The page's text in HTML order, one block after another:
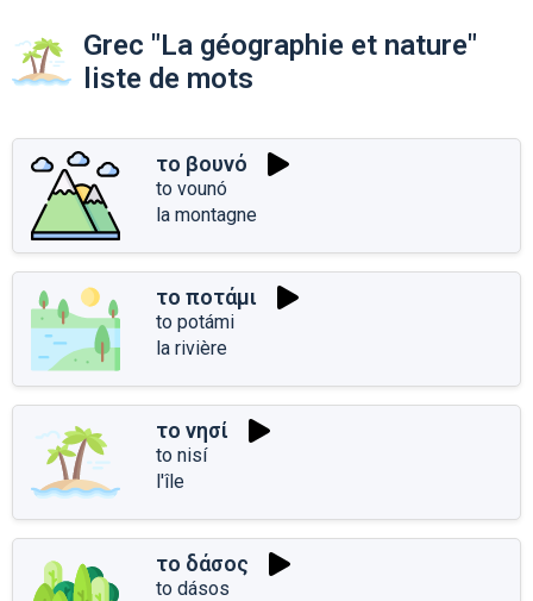
Grec "La géographie et nature"
liste de mots
το βουνό
to vounó
la montagne
το ποτάμι
to potámi
la rivière
το νησί
to nisí
l'île
το δάσος
to dásos